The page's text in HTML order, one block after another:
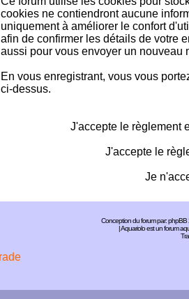
cookies ne contiendront aucune
uniquement à améliorer le confort
afin de confirmer les détails de votre
aussi pour vous envoyer un nouveau
En vous enregistrant, vous vous
ci-dessus.
J'accepte le règlement
J'accepte le
Je
Conception du forum par:phpBB
| Aquariolo est un forum